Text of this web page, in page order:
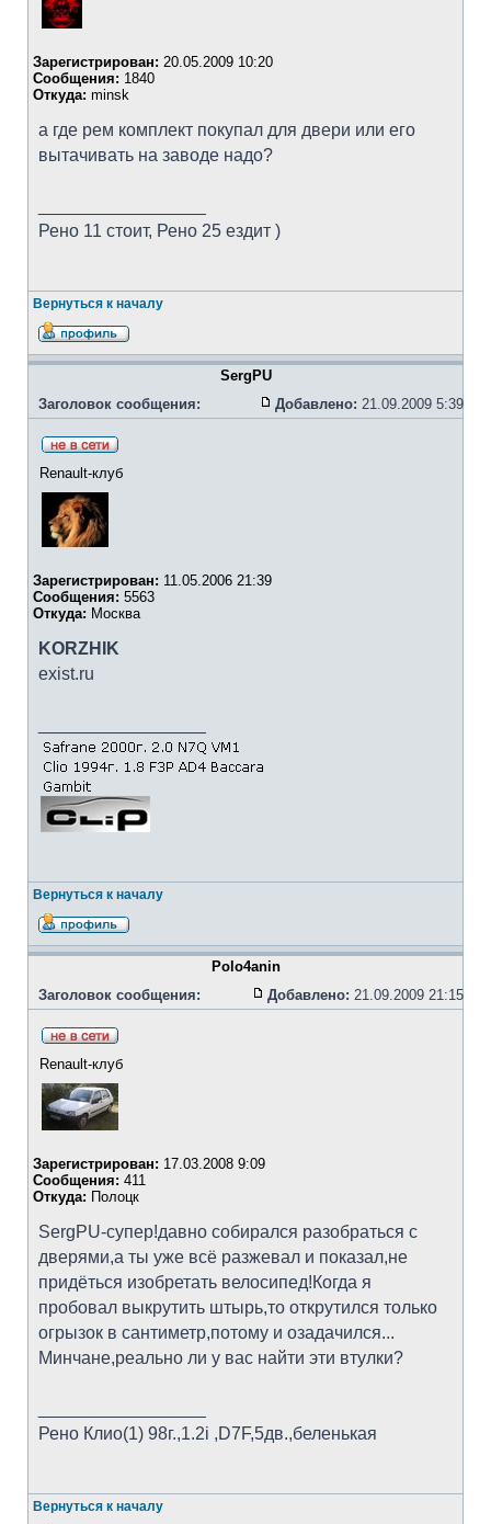
Зарегистрирован: 20.05.2009 10:20
Сообщения: 1840
Откуда: minsk
а где рем комплект покупал для двери или его
вытачивать на заводе надо?
Рено 11 стоит, Рено 25 ездит )
Вернуться к началу
SergPU
Заголовок сообщения:
Добавлено: 21.09.2009 5:39
Renault-клуб
Зарегистрирован: 11.05.2006 21:39
Сообщения: 5563
Откуда: Москва
KORZHIK
exist.ru
Вернуться к началу
Polo4anin
Заголовок сообщения:
Добавлено: 21.09.2009 21:15
Renault-клуб
Зарегистрирован: 17.03.2008 9:09
Сообщения: 411
Откуда: Полоцк
SergPU-супер!давно собирался разобраться с
дверями,а ты уже всё разжевал и показал,не
придёться изобретать велосипед!Когда я
пробовал выкрутить штырь,то открутился только
огрызок в сантиметр,потому и озадачился...
Минчане,реально ли у вас найти эти втулки?
Рено Клио(1) 98г.,1.2i ,D7F,5дв.,беленькая
Вернуться к началу